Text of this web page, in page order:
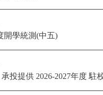
開學統測(中五)
投提供 2026-2027年度 駐